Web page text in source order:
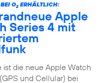
O2ERHÄLTLICH:
Apple
Series 4 mit
ist die neue Apple Watch
und Cellular) bei